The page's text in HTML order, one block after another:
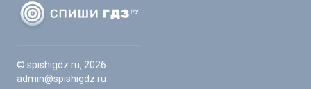
© spishigdz.ru, 2026
admin@spishigdz.ru